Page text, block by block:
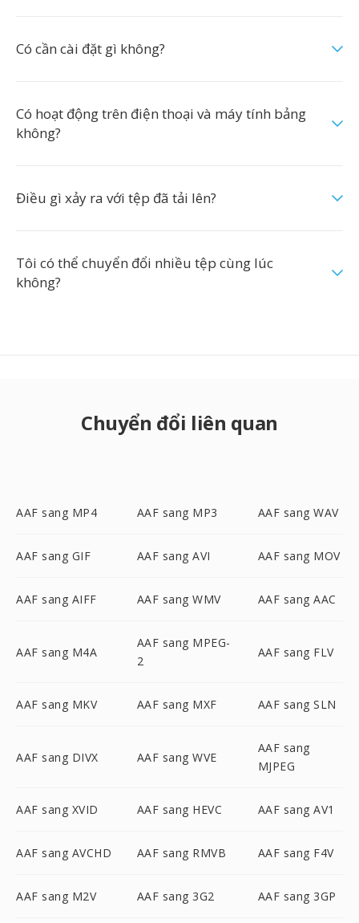
Có cần cài đặt gì không?
Có hoạt động trên điện thoại và máy tính bảng
không?
Điều gì xảy ra với tệp đã tải lên?
Tôi có thể chuyển đổi nhiều tệp cùng lúc
không?
Chuyển đổi liên quan
AAF sang MP4 AAF sang MP3 AAF sang WAV
AAF sang GIF AAF sang AVI AAF sang MOV
AAF sang AIFF AAF sang WMV AAF sang AAC
AAF sang M4A
AAF sang MPEG-
2
AAF sang FLV
AAF sang MKV AAF sang MXF AAF sang SLN
AAF sang DIVX AAF sang WVE
AAF sang
MJPEG
AAF sang XVID AAF sang HEVC AAF sang AV1
AAF sang AVCHD AAF sang RMVB AAF sang F4V
AAF sang M2V AAF sang 3G2 AAF sang 3GP